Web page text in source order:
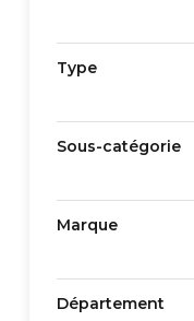
Type
Sous-catégorie
Marque
Département